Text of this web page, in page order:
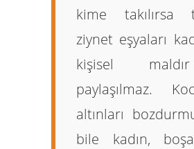
kime takılırsa
ziynet eşyaları
kişisel maldır
paylaşılmaz.
altınları
bile kadın,